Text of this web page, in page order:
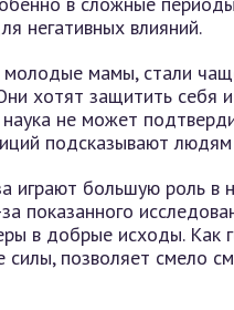
негативных влияний.
молодые мамы, стали
хотят защитить себя
не может
подсказывают
играют большую роль
показанного
в добрые исходы. Как
позволяет смело